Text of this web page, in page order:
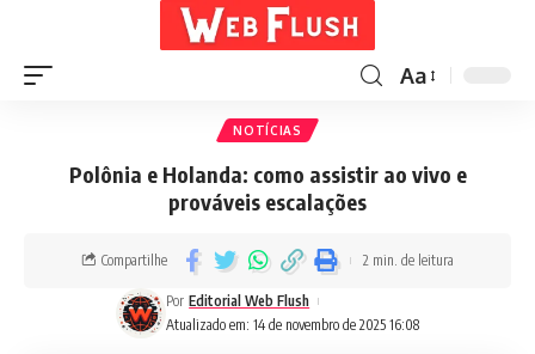
Aa
NOTÍCIAS
Polônia e Holanda: como assistir ao vivo e
prováveis escalações
Atualizado em: 14 de novembro de 2025 16:08
Por Editorial Web Flush
Compartilhe 2 min. de leitura